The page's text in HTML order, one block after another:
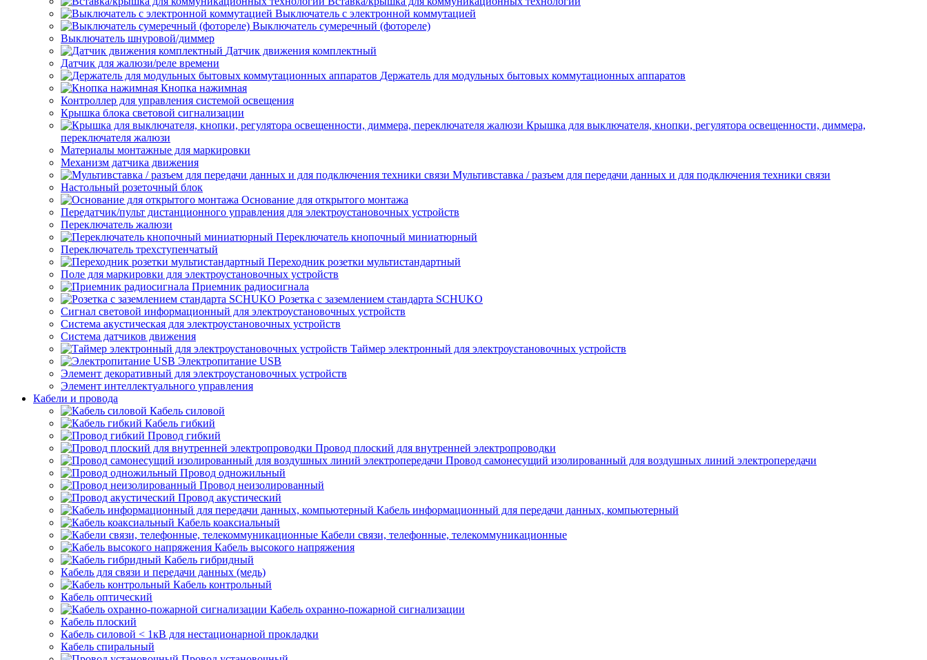
Выключатель с электронной коммутацией
Выключатель сумеречный (фотореле)
Выключатель шнуровой/диммер
Датчик движения комплектный
Датчик для жалюзи/реле времени
Держатель для модульных бытовых коммутационных аппаратов
Кнопка нажимная
Контроллер для управления системой освещения
Крышка блока световой сигнализации
Крышка для выключателя, кнопки, регулятора освещенности, диммера,
переключателя жалюзи
Материалы монтажные для маркировки
Механизм датчика движения
Мультивставка / разъем для передачи данных и для подключения техники связи
Настольный розеточный блок
Основание для открытого монтажа
Передатчик/пульт дистанционного управления для электроустановочных устройств
Переключатель жалюзи
Переключатель кнопочный миниатюрный
Переключатель трехступенчатый
Переходник розетки мультистандартный
Поле для маркировки для электроустановочных устройств
Приемник радиосигнала
Розетка с заземлением стандарта SCHUKO
Сигнал световой информационный для электроустановочных устройств
Система акустическая для электроустановочных устройств
Система датчиков движения
Таймер электронный для электроустановочных устройств
Электропитание USB
Элемент декоративный для электроустановочных устройств
Элемент интеллектуального управления
Кабели и провода
Кабель силовой
Кабель гибкий
Провод гибкий
Провод плоский для внутренней электропроводки
Провод самонесущий изолированный для воздушных линий электропередачи
Провод одножильный
Провод неизолированный
Провод акустический
Кабель информационный для передачи данных, компьютерный
Кабель коаксиальный
Кабели связи, телефонные, телекоммуникационные
Кабель высокого напряжения
Кабель гибридный
Кабель для связи и передачи данных (медь)
Кабель контрольный
Кабель оптический
Кабель охранно-пожарной сигнализации
Кабель плоский
Кабель силовой < 1кВ для нестационарной прокладки
Кабель спиральный